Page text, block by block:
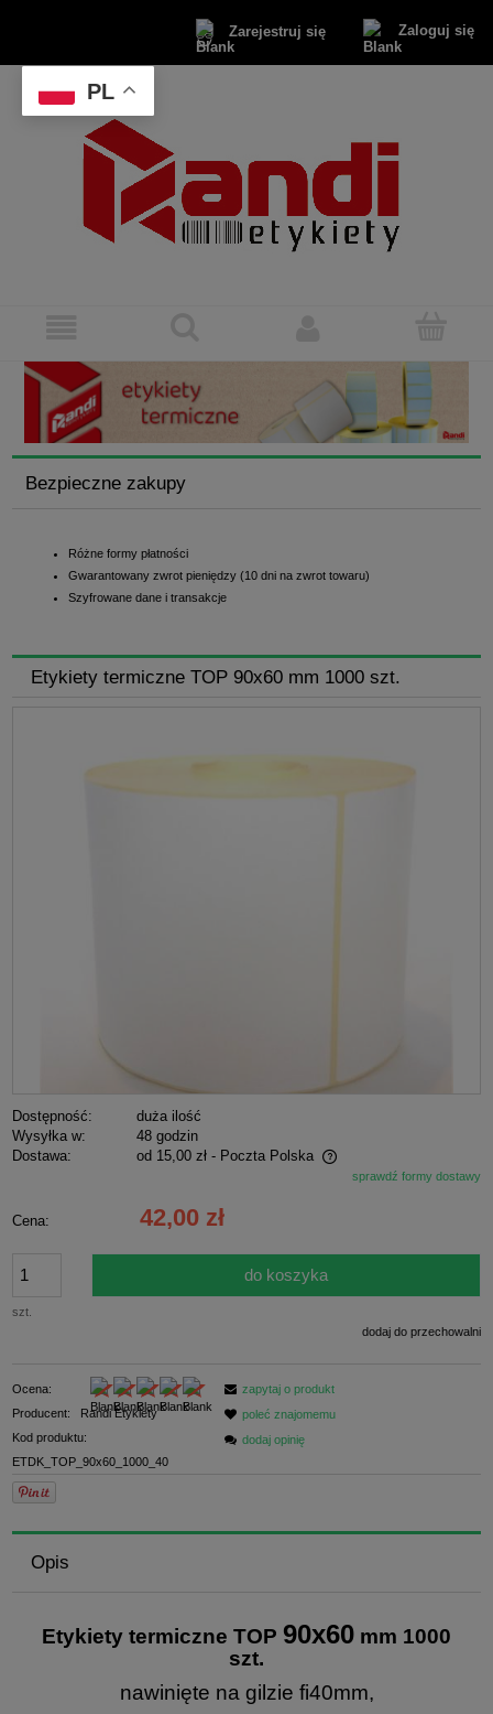
Zarejestruj się Zaloguj się
Bezpieczne zakupy
Różne formy płatności
Gwarantowany zwrot pieniędzy (10 dni na zwrot towaru)
Szyfrowane dane i transakcje
Etykiety termiczne TOP 90x60 mm 1000 szt.
Dostępność:
duża ilość
Wysyłka w:
48 godzin
Dostawa:
od 15,00 zł - Poczta Polska
Cena nie zawiera ewentualnych kosztów płatnościsprawdź formy dostawy
Cena: 42,00 zł
szt.
do koszyka
dodaj do przechowalni
Ocena:
Producent:
Randi Etykiety
Kod produktu:
ETDK_TOP_90x60_1000_40
zapytaj o produkt
poleć znajomemu
dodaj opinię
Opis
Etykiety termiczne TOP 90x60 mm 1000
szt.
nawinięte na gilzie fi40mm,
PL